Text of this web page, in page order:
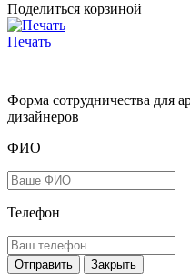
Поделиться корзиной
Печать
Форма сотрудничества для
дизайнеров
ФИО
Телефон
Закрыть